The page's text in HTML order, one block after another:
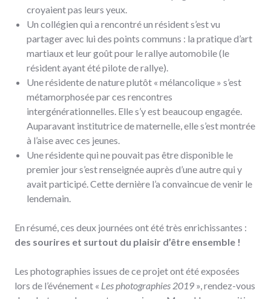
croyaient pas leurs yeux.
Un collégien qui a rencontré un résident s’est vu
partager avec lui des points communs : la pratique d’art
martiaux et leur goût pour le rallye automobile (le
résident ayant été pilote de rallye).
Une résidente de nature plutôt « mélancolique » s’est
métamorphosée par ces rencontres
intergénérationnelles. Elle s’y est beaucoup engagée.
Auparavant institutrice de maternelle, elle s’est montrée
à l’aise avec ces jeunes.
Une résidente qui ne pouvait pas être disponible le
premier jour s’est renseignée auprès d’une autre qui y
avait participé. Cette dernière l’a convaincue de venir le
lendemain.
En résumé, ces deux journées ont été très enrichissantes :
des sourires et surtout du plaisir d’être ensemble !
Les photographies issues de ce projet ont été exposées
lors de l’événement « Les photographies 2019 », rendez-vous